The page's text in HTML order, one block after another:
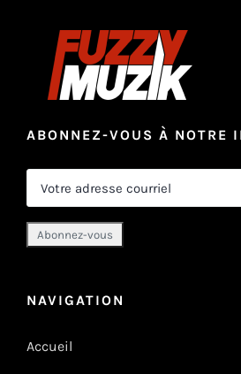
ABONNEZ-VOUS À NOTRE
NAVIGATION
Accueil